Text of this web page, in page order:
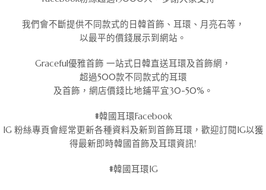
我們會不斷提供不同款式的日韓首飾、耳環、月亮石等，
以最平的價錢展示到網站。
Graceful優雅首飾 一站式日韓直送耳環及首飾網，
超過500款不同款式的耳環
及首飾，網店價錢比地鋪平宜30-50%。
#韓國耳環Facebook
IG 粉絲專頁會經常更新各種資料及新到首飾耳環，歡迎訂閱IG以獲
得最新即時韓國首飾及耳環資訊!
#韓國耳環IG